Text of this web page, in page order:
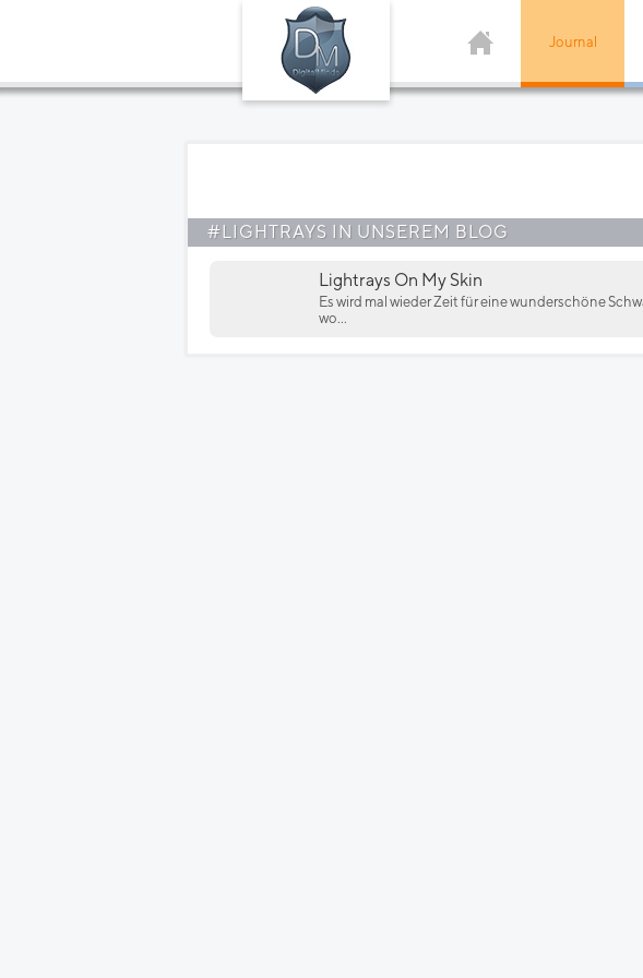
Journal
#LIGHTRAYS IN UNSEREM BLOG
Lightrays On My Skin
Es wird mal wieder Zeit für eine wunderschöne
wo...